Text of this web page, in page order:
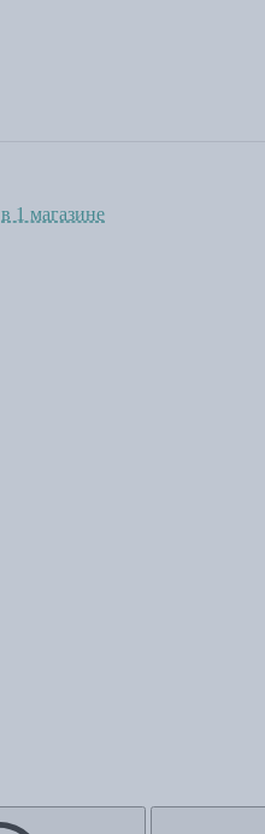
в 1 магазине